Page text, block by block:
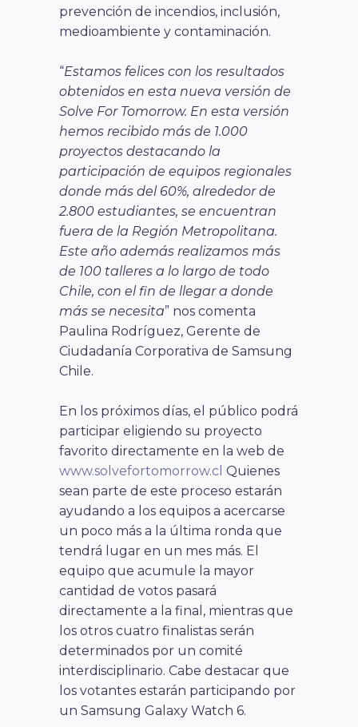
prevención de incendios, inclusión,
medioambiente y contaminación.
“Estamos felices con los resultados
obtenidos en esta nueva versión de
Solve For Tomorrow. En esta versión
hemos recibido más de 1.000
proyectos destacando la
participación de equipos regionales
donde más del 60%, alrededor de
2.800 estudiantes, se encuentran
fuera de la Región Metropolitana.
Este año además realizamos más
de 100 talleres a lo largo de todo
Chile, con el fin de llegar a donde
más se necesita” nos comenta
Paulina Rodríguez, Gerente de
Ciudadanía Corporativa de Samsung
Chile.
En los próximos días, el público podrá
participar eligiendo su proyecto
favorito directamente en la web de
www.solvefortomorrow.cl Quienes
sean parte de este proceso estarán
ayudando a los equipos a acercarse
un poco más a la última ronda que
tendrá lugar en un mes más. El
equipo que acumule la mayor
cantidad de votos pasará
directamente a la final, mientras que
los otros cuatro finalistas serán
determinados por un comité
interdisciplinario. Cabe destacar que
los votantes estarán participando por
un Samsung Galaxy Watch 6.